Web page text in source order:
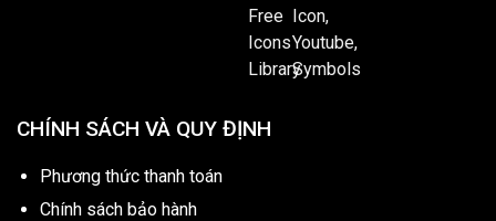
CHÍNH SÁCH VÀ QUY ĐỊNH
Phương thức thanh toán
Chính sách bảo hành